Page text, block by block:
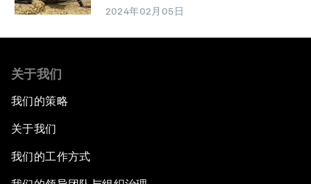
2024年02月05日
关于我们
我们的策略
关于我们
我们的工作方式